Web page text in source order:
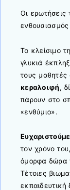
Οι ερωτήσεις
Το κλείσιμο
γλυκιά
τους μαθητές
κεραλοιφή,
πάρουν στο
«ενθύμιο».
τον χρόνο
όμορφα δώρα
Τέτοιες
εκπαιδευτική